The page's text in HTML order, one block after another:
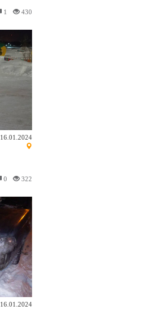
430
1
16.01.2024
322
0
16.01.2024